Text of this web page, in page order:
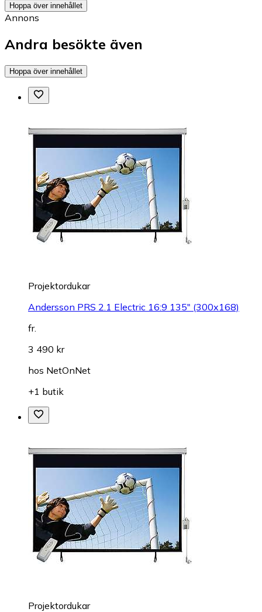
Hoppa över innehållet
Annons
Andra besökte även
Hoppa över innehållet
Projektordukar
Andersson PRS 2.1 Electric 16:9 135" (300x168)
fr.
3 490 kr
hos NetOnNet
+1 butik
Projektordukar